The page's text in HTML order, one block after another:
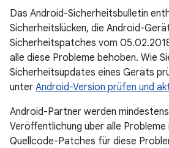
Das Android-Sicherheitsbulletin
Sicherheitslücken, die Android-
Sicherheitspatches vom
alle diese Probleme behoben. Wie
Sicherheitsupdates eines Geräts
unter Android-Version prüfen und
Android-Partner werden
Veröffentlichung über alle
Quellcode-Patches für diese